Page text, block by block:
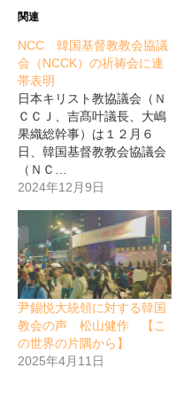
関連
NCC 韓国基督教教会協議
会（NCCK）の祈祷会に連
帯表明
日本キリスト教協議会（Ｎ
ＣＣＪ、吉髙叶議長、大嶋
果織総幹事）は１２月６
日、韓国基督教教会協議会
（ＮＣ…
2024年12月9日
尹錫悦大統領に対する韓国
教会の声 松山健作 【こ
の世界の片隅から】
2025年4月11日